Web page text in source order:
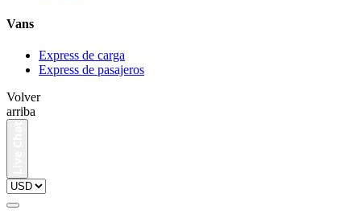
Vans
Express de carga
Express de pasajeros
Volver
arriba